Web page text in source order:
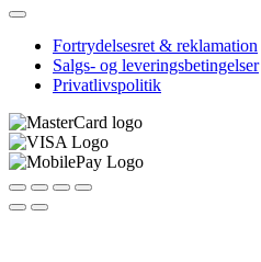
Fortrydelsesret & reklamation
Salgs- og leveringsbetingelser
Privatlivspolitik